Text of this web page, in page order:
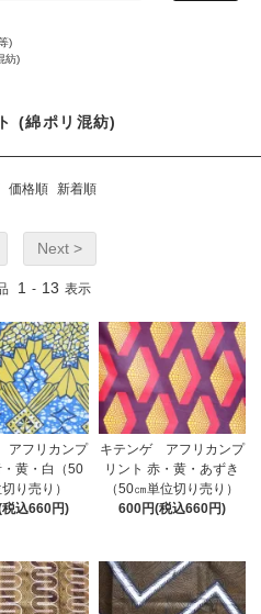
)
紡)
(綿ポリ混紡)
価格順 新着順
Next >
1 - 13 表示
アフリカンプ
・黄・白（50
り売り）
込660円)
キテンゲ アフリカンプ
リント 赤・黄・あずき
（50㎝単位切り売り）
600円(税込660円)